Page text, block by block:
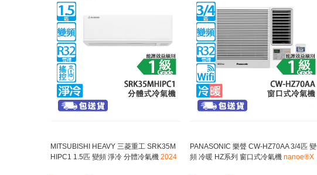
MITSUBISHI HEAVY 三菱重工 SRK35M
HIPC1 1.5匹 變頻 淨冷 分體冷氣機 2024
PANASONIC 樂聲 CW-HZ70AA 3/4匹 變
頻 冷暖 HZ系列 窗口式冷氣機 nanoe®X